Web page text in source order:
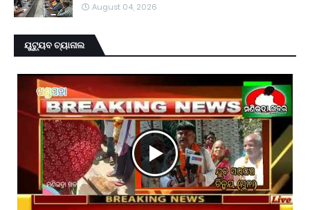
August 04, 2026
ୟୁଟ୍ୟୁବ ଚ୍ୟାନାଲ